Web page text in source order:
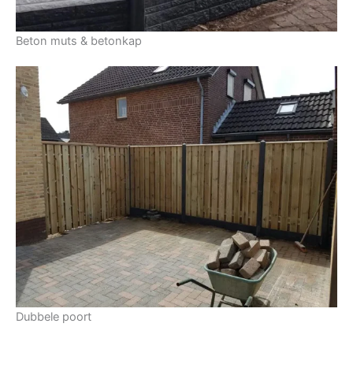
Beton muts & betonkap
Dubbele poort